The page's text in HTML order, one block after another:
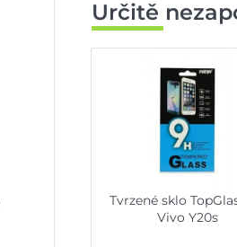
Určitě
Tvrzené sklo
Vivo Y20s